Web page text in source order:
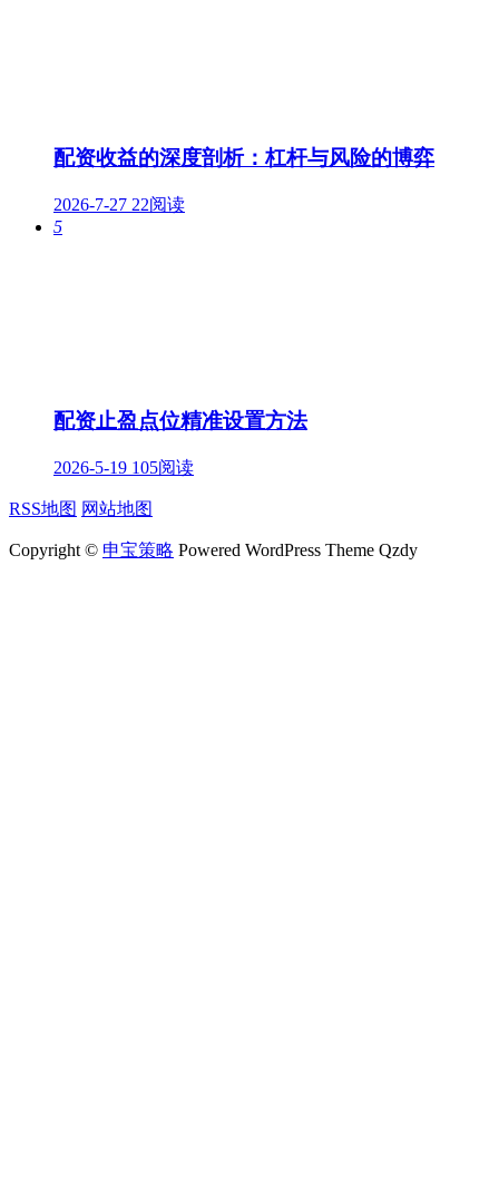
配资收益的深度剖析：杠杆与风险的博弈
2026-7-27 22阅读
5
配资止盈点位精准设置方法
2026-5-19 105阅读
RSS地图 网站地图
Copyright © 申宝策略 Powered WordPress Theme Qzdy